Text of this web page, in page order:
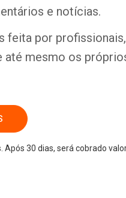
e notícias.
feita por profissionais,
até mesmo os
Após 30 dias, será cobrado
Whatsapp